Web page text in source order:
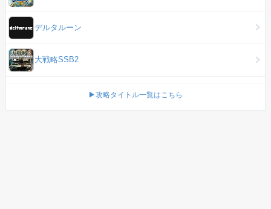
デルタルーン
大戦略SSB2
▶攻略タイトル一覧はこちら